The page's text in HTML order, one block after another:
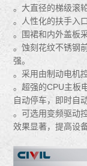
。大直径的梯级滚
。人性化的扶手入
。围裙和内外盖板
。蚀刻花纹不锈钢
强。
。采用由制动电机
。超强的CPU主板
自动停车，即时自
。可选用变频驱动
效果显著，提高设